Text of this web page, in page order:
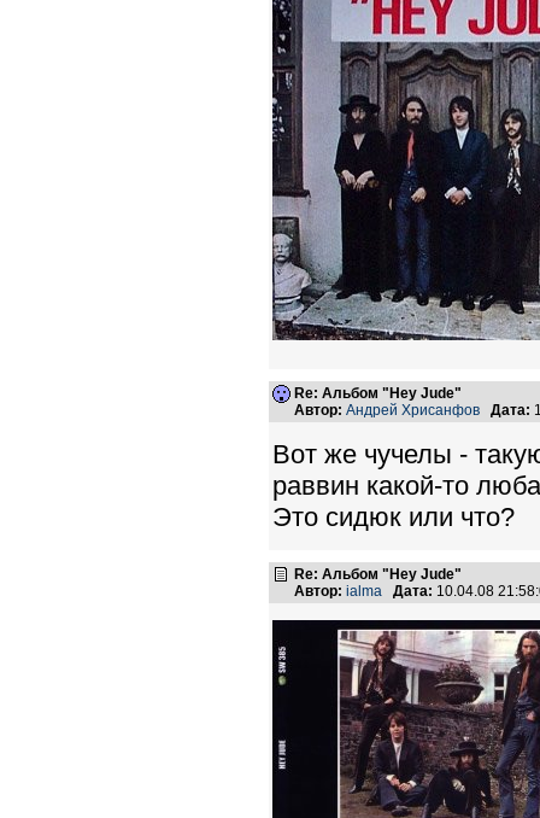
Re: Альбом "Hey Jude"
Автор: Андрей Хрисанфов Дата:
Вот же чучелы -
раввин какой-то
Это сидюк или что?
Re: Альбом "Hey Jude"
Автор: ialma Дата: 10.04.08